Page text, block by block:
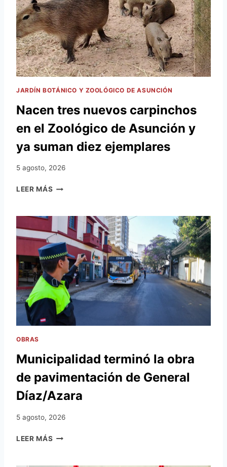
JARDÍN BOTÁNICO Y ZOOLÓGICO DE ASUNCIÓN
Nacen tres nuevos carpinchos
en el Zoológico de Asunción y
ya suman diez ejemplares
5 agosto, 2026
LEER MÁS N
E
N
R
E
S
N
U
E
V
O
A
R
P
I
N
H
S
N
OBRAS
Municipalidad terminó la obra
de pavimentación de General
Díaz/Azara
5 agosto, 2026
LEER MÁS